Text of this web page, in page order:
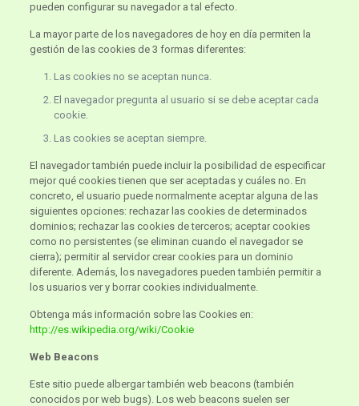
pueden configurar su navegador a tal efecto.
La mayor parte de los navegadores de hoy en día permiten la
gestión de las cookies de 3 formas diferentes:
Las cookies no se aceptan nunca.
El navegador pregunta al usuario si se debe aceptar cada
cookie.
Las cookies se aceptan siempre.
El navegador también puede incluir la posibilidad de especificar
mejor qué cookies tienen que ser aceptadas y cuáles no. En
concreto, el usuario puede normalmente aceptar alguna de las
siguientes opciones: rechazar las cookies de determinados
dominios; rechazar las cookies de terceros; aceptar cookies
como no persistentes (se eliminan cuando el navegador se
cierra); permitir al servidor crear cookies para un dominio
diferente. Además, los navegadores pueden también permitir a
los usuarios ver y borrar cookies individualmente.
Obtenga más información sobre las Cookies en:
http://es.wikipedia.org/wiki/Cookie
Web Beacons
Este sitio puede albergar también web beacons (también
conocidos por web bugs). Los web beacons suelen ser